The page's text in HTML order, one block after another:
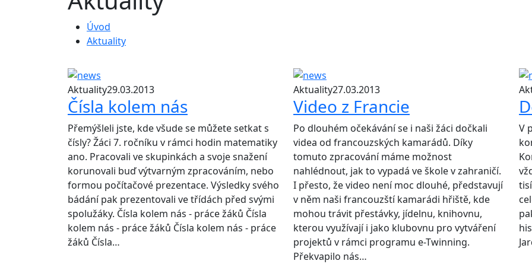
Úvod
Aktuality
Aktuality29.03.2013
Čísla kolem nás
Přemýšleli jste, kde všude se můžete setkat s
čísly? Žáci 7. ročníku v rámci hodin matematiky
ano. Pracovali ve skupinkách a svoje snažení
korunovali buď výtvarným zpracováním, nebo
formou počítačové prezentace. Výsledky svého
bádání pak prezentovali ve třídách před svými
spolužáky. Čísla kolem nás - práce žáků Čísla
kolem nás - práce žáků Čísla kolem nás - práce
žáků Čísla…
Aktuality27.03.2013
Video z Francie
Po dlouhém očekávání se i naši žáci dočkali
videa od francouzských kamarádů. Díky
tomuto zpracování máme možnost
nahlédnout, jak to vypadá ve škole v zahraničí.
I přesto, že video není moc dlouhé, představují
v něm naši francouzští kamarádi hřiště, kde
mohou trávit přestávky, jídelnu, knihovnu,
kterou využívají i jako klubovnu pro vytváření
projektů v rámci programu e-Twinning.
Překvapilo nás…
V